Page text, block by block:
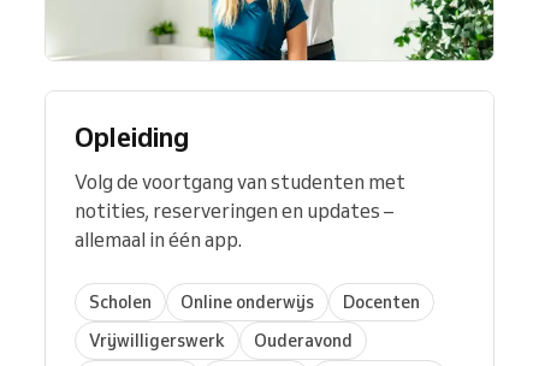
Opleiding
Volg de voortgang van studenten met
notities, reserveringen en updates –
allemaal in één app.
Scholen Online onderwijs
Docenten
Vrijwilligerswerk
Ouderavond